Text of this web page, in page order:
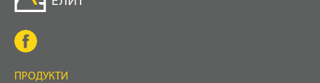
ПРОДУКТИ